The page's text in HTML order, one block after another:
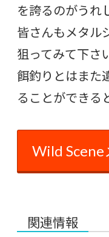
を誇るのがうれ
皆さんもメタル
狙ってみて下さ
餌釣りとはまた
ることができる
Wild
関連情報